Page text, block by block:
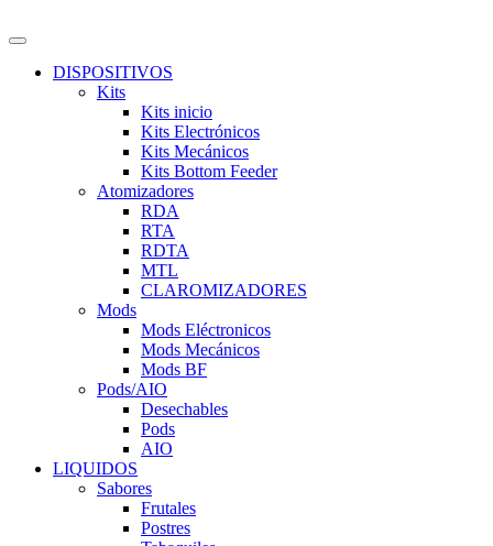
DISPOSITIVOS
Kits
Kits inicio
Kits Electrónicos
Kits Mecánicos
Kits Bottom Feeder
Atomizadores
RDA
RTA
RDTA
MTL
CLAROMIZADORES
Mods
Mods Eléctronicos
Mods Mecánicos
Mods BF
Pods/AIO
Desechables
Pods
AIO
LIQUIDOS
Sabores
Frutales
Postres